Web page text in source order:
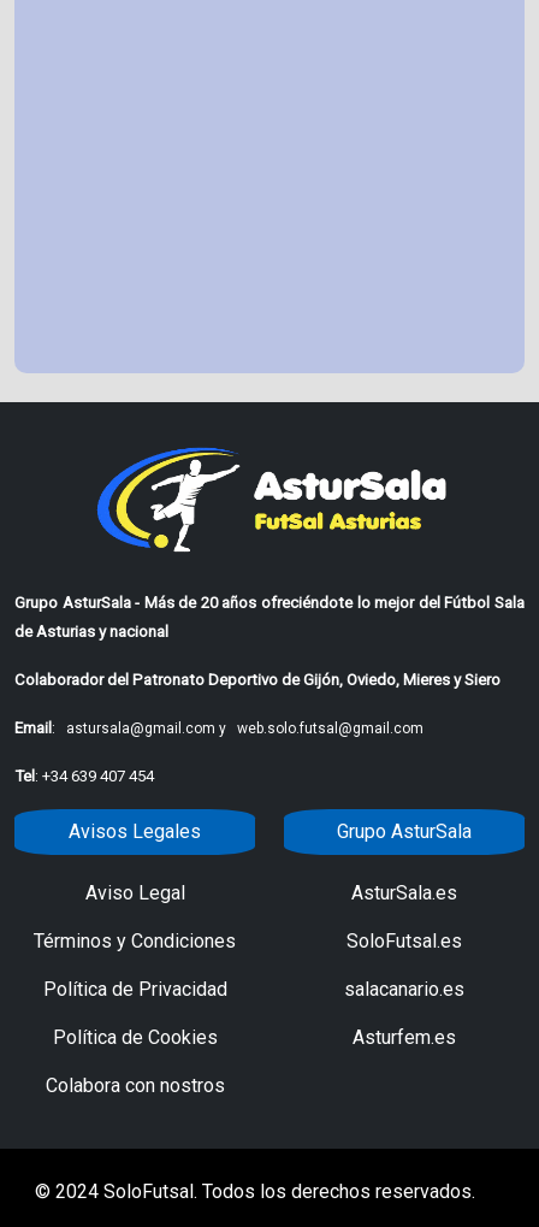
Grupo AsturSala - Más de 20 años ofreciéndote lo mejor del Fútbol Sala
de Asturias y nacional
Colaborador del Patronato Deportivo de Gijón, Oviedo, Mieres y Siero
Email : astursala@gmail.com y web.solo.futsal@gmail.com
Tel : +34 639 407 454
Avisos Legales
Aviso Legal
Términos y Condiciones
Política de Privacidad
Política de Cookies
Colabora con nostros
Grupo AsturSala
AsturSala.es
SoloFutsal.es
salacanario.es
Asturfem.es
© 2024 SoloFutsal. Todos los derechos reservados.